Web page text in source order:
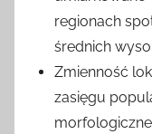
regionach
średnich
Zmienność
zasięgu